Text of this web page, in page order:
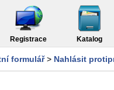
Registrace Katalog
formulář> Nahlásit